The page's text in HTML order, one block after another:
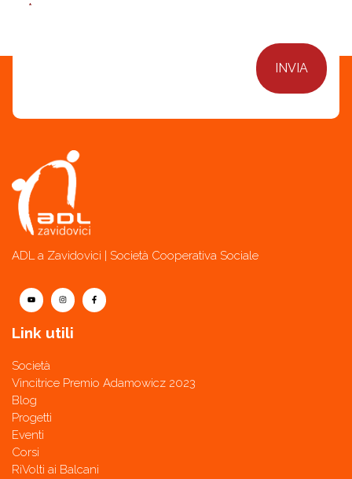
*
ADL a Zavidovici | Società Cooperativa Sociale
Link utili
Società
Vincitrice Premio Adamowicz 2023
Blog
Progetti
Eventi
Corsi
RiVolti ai Balcani